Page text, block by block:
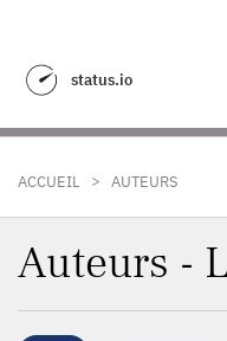
status.io
ACCUEIL > AUTEURS
Auteurs -